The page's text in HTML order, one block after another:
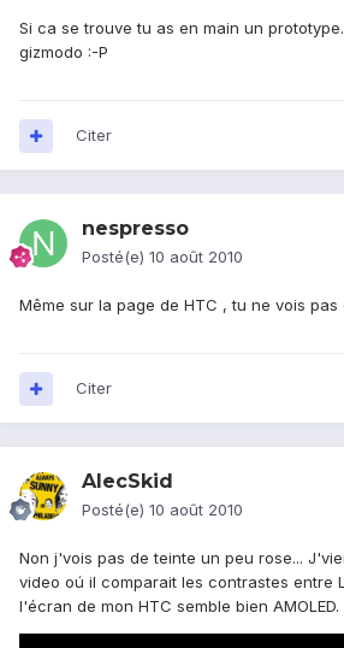
Si ca se trouve tu as en main un
gizmodo :-P
Citer
nespresso
Posté(e) 10 août 2010
Même sur la page de HTC , tu ne vois pas
Citer
AlecSkid
Posté(e) 10 août 2010
Non j'vois pas de teinte un peu rose...
video oú il comparait les contrastes entre
l'écran de mon HTC semble bien AMOLED.